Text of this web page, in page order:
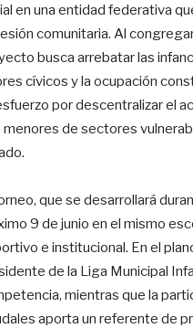
en una entidad federativa
comunitaria. Al
busca arrebatar las
cívicos y la ocupación
por descentralizar el
menores de sectores
que se desarrollará
9 de junio en el mismo
e institucional. En el
de la Liga Municipal
mientras que la
aporta un referente de